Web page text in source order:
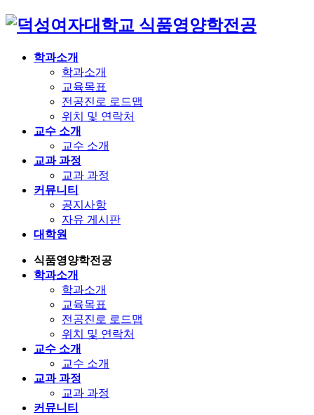
식품영양학전공
학과소개
학과소개
교육목표
전공진로 로드맵
위치 및 연락처
교수 소개
교수 소개
교과 과정
교과 과정
커뮤니티
공지사항
자유 게시판
대학원
식품영양학전공
학과소개
학과소개
교육목표
전공진로 로드맵
위치 및 연락처
교수 소개
교수 소개
교과 과정
교과 과정
커뮤니티